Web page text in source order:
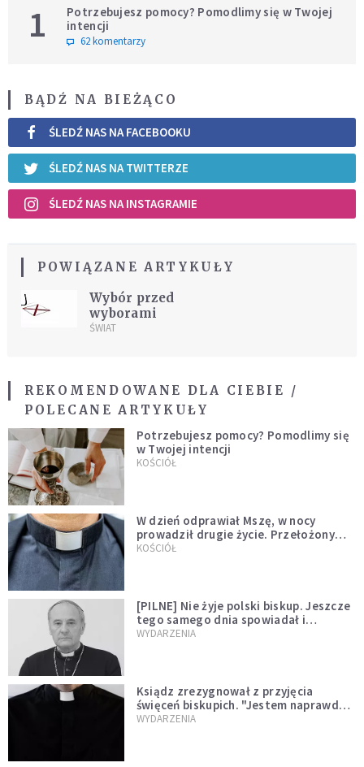
1
Potrzebujesz pomocy? Pomodlimy się w Twojej
intencji
62 komentarzy
BĄDŹ NA BIEŻĄCO
ŚLEDŹ NAS NA FACEBOOKU
ŚLEDŹ NAS NA TWITTERZE
ŚLEDŹ NAS NA INSTAGRAMIE
POWIĄZANE ARTYKUŁY
Wybór przed
wyborami
ŚWIAT
REKOMENDOWANE DLA CIEBIE /
POLECANE ARTYKUŁY
Potrzebujesz pomocy? Pomodlimy się
w Twojej intencji
KOŚCIÓŁ
W dzień odprawiał Mszę, w nocy
prowadził drugie życie. Przełożony
kazał mu opuścić zakon
KOŚCIÓŁ
[PILNE] Nie żyje polski biskup. Jeszcze
tego samego dnia spowiadał i
sprawował Mszę świętą
WYDARZENIA
Ksiądz zrezygnował z przyjęcia
święceń biskupich. "Jestem naprawdę
niegodny"
WYDARZENIA